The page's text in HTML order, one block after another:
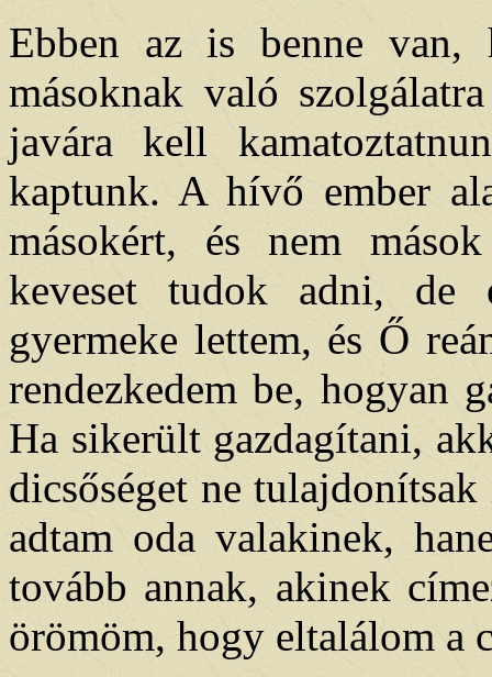
Ebben az is benne
másoknak való
javára kell
kaptunk. A hívő ember
másokért, és nem
keveset tudok adni, de
gyermeke lettem, és Ő
rendezkedem be, hogyan
Ha sikerült gazdagítani,
dicsőséget ne
adtam oda valakinek,
tovább annak, akinek
örömöm, hogy eltalálom a